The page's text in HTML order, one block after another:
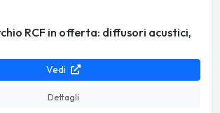
RCF in offerta: diffusori acustici,
Vedi
Dettagli